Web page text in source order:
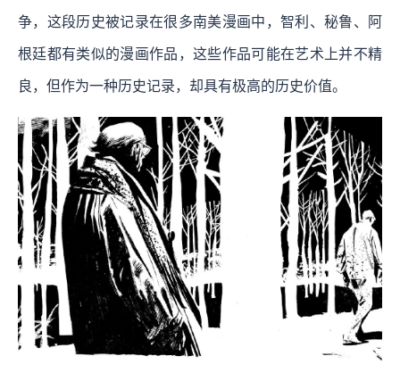
争，这段历史被记录在很多南美漫画中，智利、秘鲁、阿
根廷都有类似的漫画作品，这些作品可能在艺术上并不精
良，但作为一种历史记录，却具有极高的历史价值。